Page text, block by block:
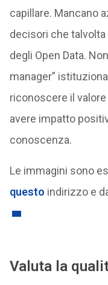
capillare. Mancano
decisori che
degli Open Data.
manager”
riconoscere il
avere impatto
conoscenza.
Le immagini sono
questo indirizzo e
Valuta la